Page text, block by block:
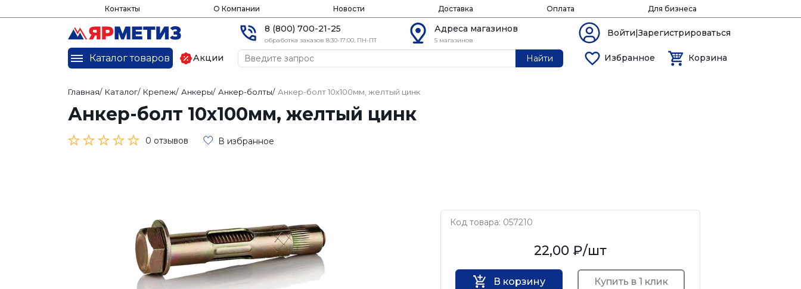
Контакты О Компании Новости Доставка Оплата Для бизнеса
8 (800) 700-21-25
обработка заказов 8:30-17:00, ПН-ПТ
Адреса магазинов
5 магазинов
Войти|Зарегистрироваться
Каталог товаров Акции Найти Избранное Корзина
Главная/ Каталог/ Крепеж/ Анкеры/ Анкер-болты/ Анкер-болт 10х100мм, желтый цинк
Анкер-болт 10х100мм, желтый цинк
0 отзывов В избранное
Код товара: 057210
22,00 ₽/шт
В корзину Купить в 1 клик